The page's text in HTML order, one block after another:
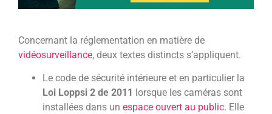
Concernant la réglementation en matière de
vidéosurveillance, deux textes distincts s’appliquent.
Le code de sécurité intérieure et en particulier la
Loi Loppsi 2 de 2011 lorsque les caméras sont
installées dans un espace ouvert au public. Elle